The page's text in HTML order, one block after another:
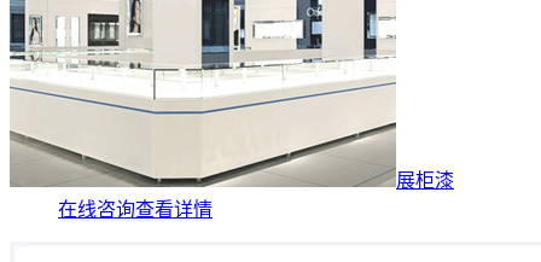
展柜漆
在线咨询查看详情